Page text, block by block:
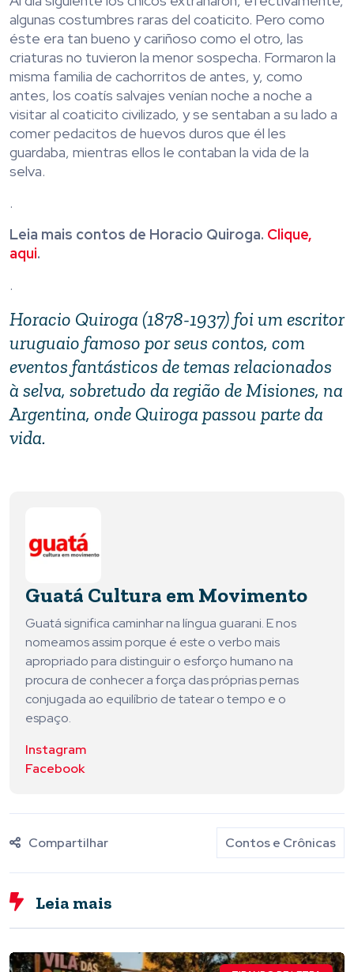
algunas costumbres raras del coaticito. Pero como
éste era tan bueno y cariñoso como el otro, las
criaturas no tuvieron la menor sospecha. Formaron la
misma familia de cachorritos de antes, y, como
antes, los coatís salvajes venían noche a noche a
visitar al coaticito civilizado, y se sentaban a su lado a
comer pedacitos de huevos duros que él les
guardaba, mientras ellos le contaban la vida de la
selva.
.
Leia mais contos de Horacio Quiroga. Clique,
aqui.
.
Horacio Quiroga (1878-1937) foi um escritor
uruguaio famoso por seus contos, com
eventos fantásticos de temas relacionados
à selva, sobretudo da região de Misiones, na
Argentina, onde Quiroga passou parte da
vida.
Guatá Cultura em Movimento
Guatá significa caminhar na língua guarani. E nos
nomeamos assim porque é este o verbo mais
apropriado para distinguir o esforço humano na
procura de conhecer a força das próprias pernas
conjugada ao equilíbrio de tatear o tempo e o
espaço.
Instagram
Facebook
Compartilhar Contos e Crônicas
Leia mais